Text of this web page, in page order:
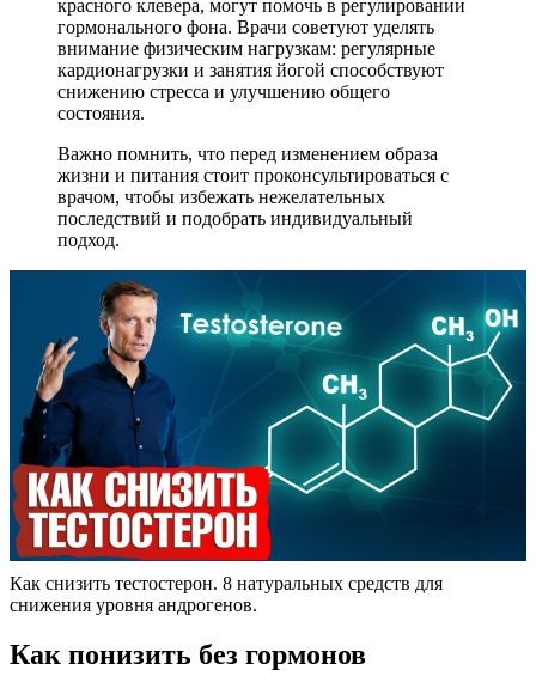
красного клевера, могут помочь в регулировании
гормонального фона. Врачи советуют уделять
внимание физическим нагрузкам: регулярные
кардионагрузки и занятия йогой способствуют
снижению стресса и улучшению общего
состояния.
Важно помнить, что перед изменением образа
жизни и питания стоит проконсультироваться с
врачом, чтобы избежать нежелательных
последствий и подобрать индивидуальный
подход.
Как снизить тестостерон. 8 натуральных средств для
снижения уровня андрогенов.
Как понизить без гормонов